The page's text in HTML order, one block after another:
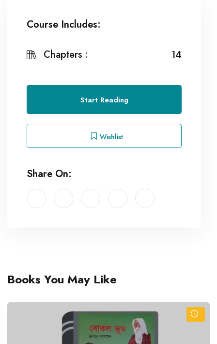
Course Includes:
Chapters : 14
Start Reading
Wishlist
Share On:
Books You May Like